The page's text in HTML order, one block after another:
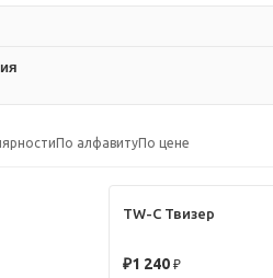
По алфавитуПо цене
TW-C Твизер
★★★★★
₽1 240